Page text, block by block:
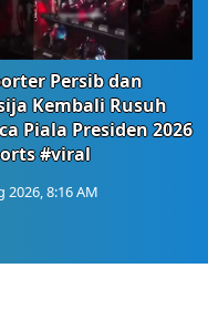
Persib dan
Kembali Rusuh
Piala Presiden 2026
#viral
2026, 8:16 AM